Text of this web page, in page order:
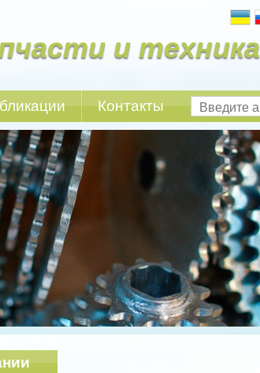
и техника
Контакты